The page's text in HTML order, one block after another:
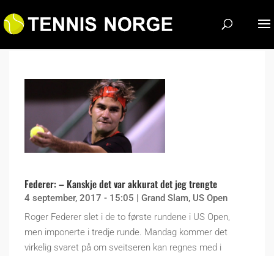
Federer: – Kanskje det var akkurat det jeg trengte
4 september, 2017 - 15:05 | Grand Slam, US Open
Roger Federer slet i de to første rundene i US Open,
men imponerte i tredje runde. Mandag kommer det
virkelig svaret på om sveitseren kan regnes med i